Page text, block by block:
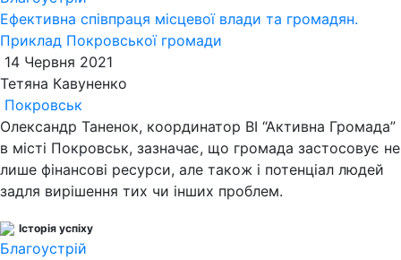
Ефективна співпраця місцевої влади та громадян.
Приклад Покровської громади
14 Червня 2021
Тетяна Кавуненко
Покровськ
Олександр Таненок, координатор ВІ “Активна Громада”
в місті Покровськ, зазначає, що громада застосовує не
лише фінансові ресурси, але також і потенціал людей
задля вирішення тих чи інших проблем.
Історія успіху
Благоустрій